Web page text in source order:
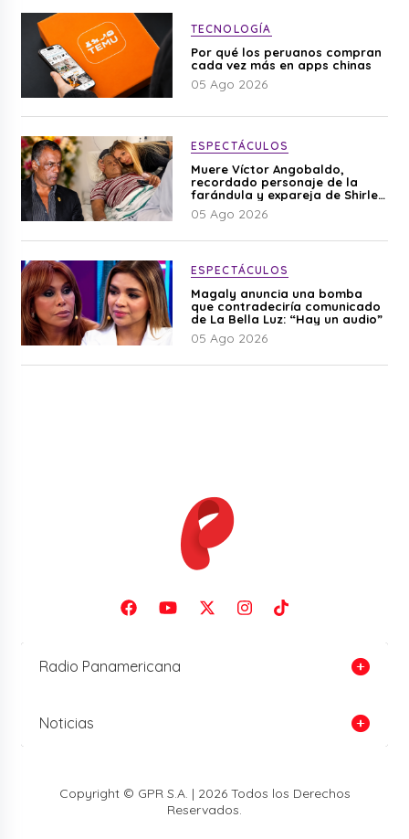
TECNOLOGÍA
Por qué los peruanos compran
cada vez más en apps chinas
05 Ago 2026
ESPECTÁCULOS
Muere Víctor Angobaldo,
recordado personaje de la
farándula y expareja de Shirley
Cherres
05 Ago 2026
ESPECTÁCULOS
Magaly anuncia una bomba
que contradeciría comunicado
de La Bella Luz: “Hay un audio”
05 Ago 2026
Radio Panamericana
Noticias
Copyright © GPR S.A. | 2026 Todos los Derechos
Reservados.